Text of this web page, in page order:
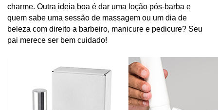
charme. Outra ideia boa é dar uma loção pós-barba e
quem sabe uma sessão de massagem ou um dia de
beleza com direito a barbeiro, manicure e pedicure? Seu
pai merece ser bem cuidado!